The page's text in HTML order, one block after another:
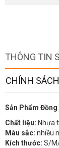
THÔNG TIN
CHÍNH
Sản Phẩm Đồng
Chất liệu: Nhựa
Màu sắc: nhiều
Kích thước: S/